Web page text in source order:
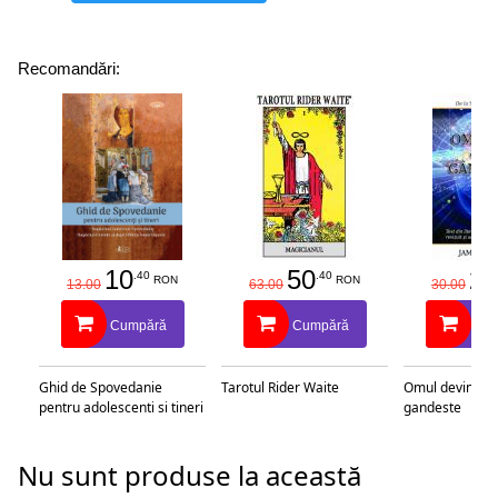
Recomandări:
13.00 10.40 RON
Cumpără
Ghid de Spovedanie
pentru adolescenti si tineri
63.00 50.40 RON
Cumpără
Tarotul Rider Waite
30.00 25
Omul devine
gandeste
Nu sunt produse la această